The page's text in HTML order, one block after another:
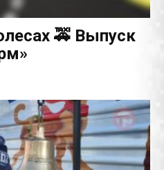
🚕 Выпуск